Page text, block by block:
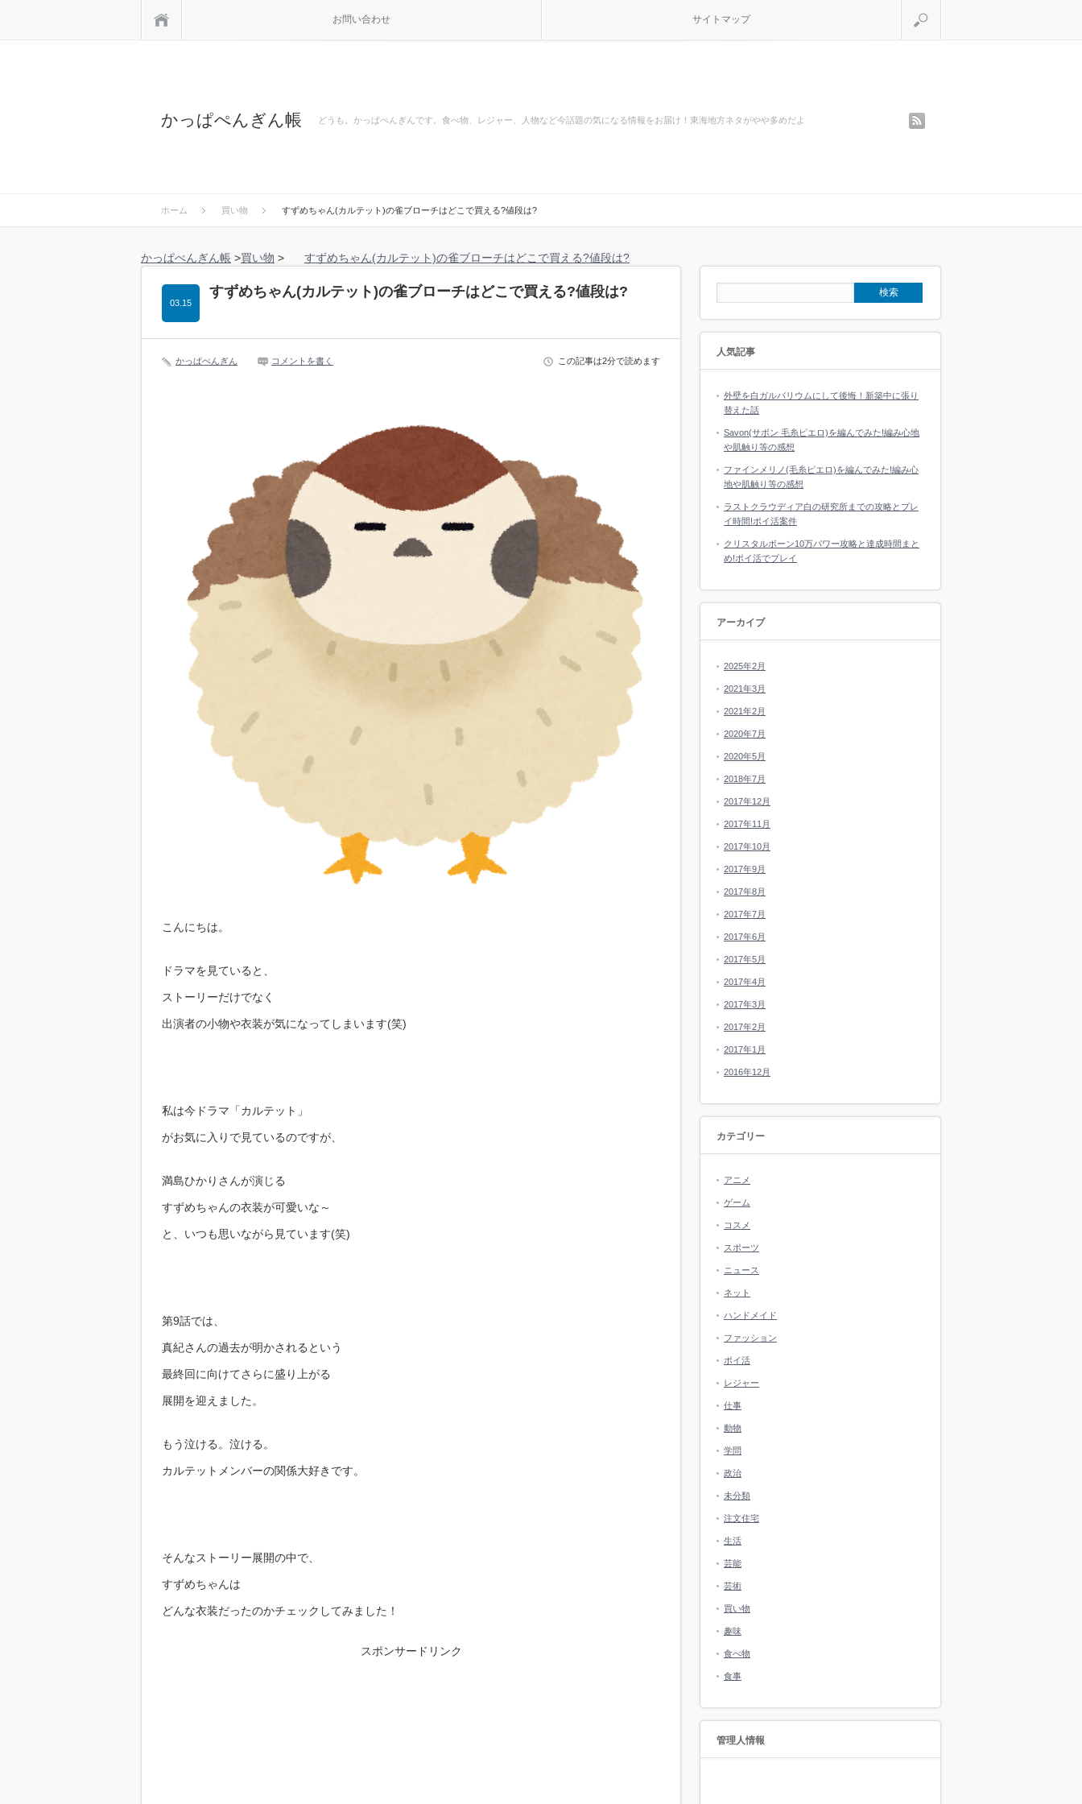
お問い合わせ サイトマップ
かっぱぺんぎん帳 どうも。かっぱぺんぎんです。食べ物、レジャー、人物など今話題の気になる情報をお届け！東海地方ネタがやや多めだよ
ホーム 買い物 すずめちゃん(カルテット)の雀ブローチはどこで買える?値段は?
かっぱぺんぎん帳 >買い物 > すずめちゃん(カルテット)の雀ブローチはどこで買える?値段は?
すずめちゃん(カルテット)の雀ブローチはどこで買える?値段は?
03.15
かっぱぺんぎん コメントを書く この記事は2分で読めます
こんにちは。
ドラマを見ていると、
ストーリーだけでなく
出演者の小物や衣装が気になってしまいます(笑)
私は今ドラマ「カルテット」
がお気に入りで見ているのですが、
満島ひかりさんが演じる
すずめちゃんの衣装が可愛いな～
と、いつも思いながら見ています(笑)
第9話では、
真紀さんの過去が明かされるという
最終回に向けてさらに盛り上がる
展開を迎えました。
もう泣ける。泣ける。
カルテットメンバーの関係大好きです。
そんなストーリー展開の中で、
すずめちゃんは
どんな衣装だったのかチェックしてみました！
スポンサードリンク
人気記事
外壁を白ガルバリウムにして後悔！新築中に張り
替えた話
Savon(サボン 毛糸ピエロ)を編んでみた!編み心地
や肌触り等の感想
ファインメリノ(毛糸ピエロ)を編んでみた!編み心
地や肌触り等の感想
ラストクラウディア白の研究所までの攻略とプレ
イ時間!ポイ活案件
クリスタルボーン10万パワー攻略と達成時間まと
め!ポイ活でプレイ
アーカイブ
2025年2月
2021年3月
2021年2月
2020年7月
2020年5月
2018年7月
2017年12月
2017年11月
2017年10月
2017年9月
2017年8月
2017年7月
2017年6月
2017年5月
2017年4月
2017年3月
2017年2月
2017年1月
2016年12月
カテゴリー
アニメ
ゲーム
コスメ
スポーツ
ニュース
ネット
ハンドメイド
ファッション
ポイ活
レジャー
仕事
動物
学問
政治
未分類
注文住宅
生活
芸能
芸術
買い物
趣味
食べ物
食事
管理人情報